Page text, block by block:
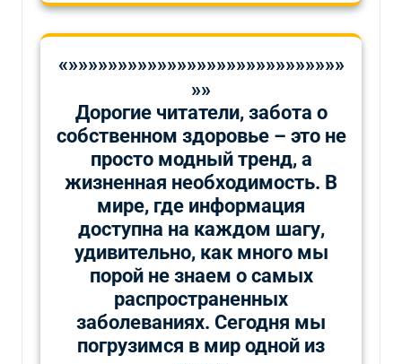
«»»»»»»»»»»»»»»»»»»»»»»»»»»»»
»»
Дорогие читатели, забота о
собственном здоровье – это не
просто модный тренд, а
жизненная необходимость. В
мире, где информация
доступна на каждом шагу,
удивительно, как много мы
порой не знаем о самых
распространенных
заболеваниях. Сегодня мы
погрузимся в мир одной из